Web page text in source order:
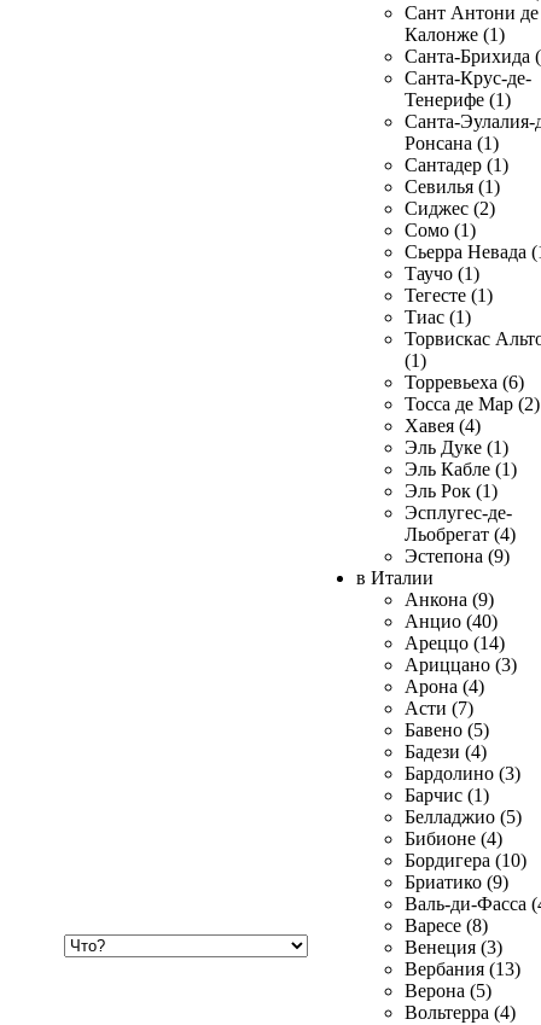
Сант Антони де
Калонже (1)
Санта-Брихида
Санта-Крус-де-
Тенерифе (1)
Санта-Эулалия-
Ронсана (1)
Сантадер (1)
Севилья (1)
Сиджес (2)
Сомо (1)
Сьерра Невада
Таучо (1)
Тегесте (1)
Тиас (1)
Торвискас
(1)
Торревьеха (6)
Тосса де Мар (2)
Хавея (4)
Эль Дуке (1)
Эль Кабле (1)
Эль Рок (1)
Эсплугес-де-
Льобрегат (4)
Эстепона (9)
в Италии
Анкона (9)
Анцио (40)
Ареццо (14)
Ариццано (3)
Арона (4)
Асти (7)
Бавено (5)
Бадези (4)
Бардолино (3)
Барчис (1)
Белладжио (5)
Бибионе (4)
Бордигера (10)
Бриатико (9)
Валь-ди-Фасса
Варесе (8)
Венеция (3)
Вербания (13)
Верона (5)
Вольтерра (4)